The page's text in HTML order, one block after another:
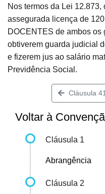
Nos termos da Lei
assegurada licença de
DOCENTES de ambos os
obtiverem guarda judicial
e fizerem jus ao salário
Previdência Social.
Cláusula
Voltar à
Cláusula 1
Abrangência
Cláusula 2